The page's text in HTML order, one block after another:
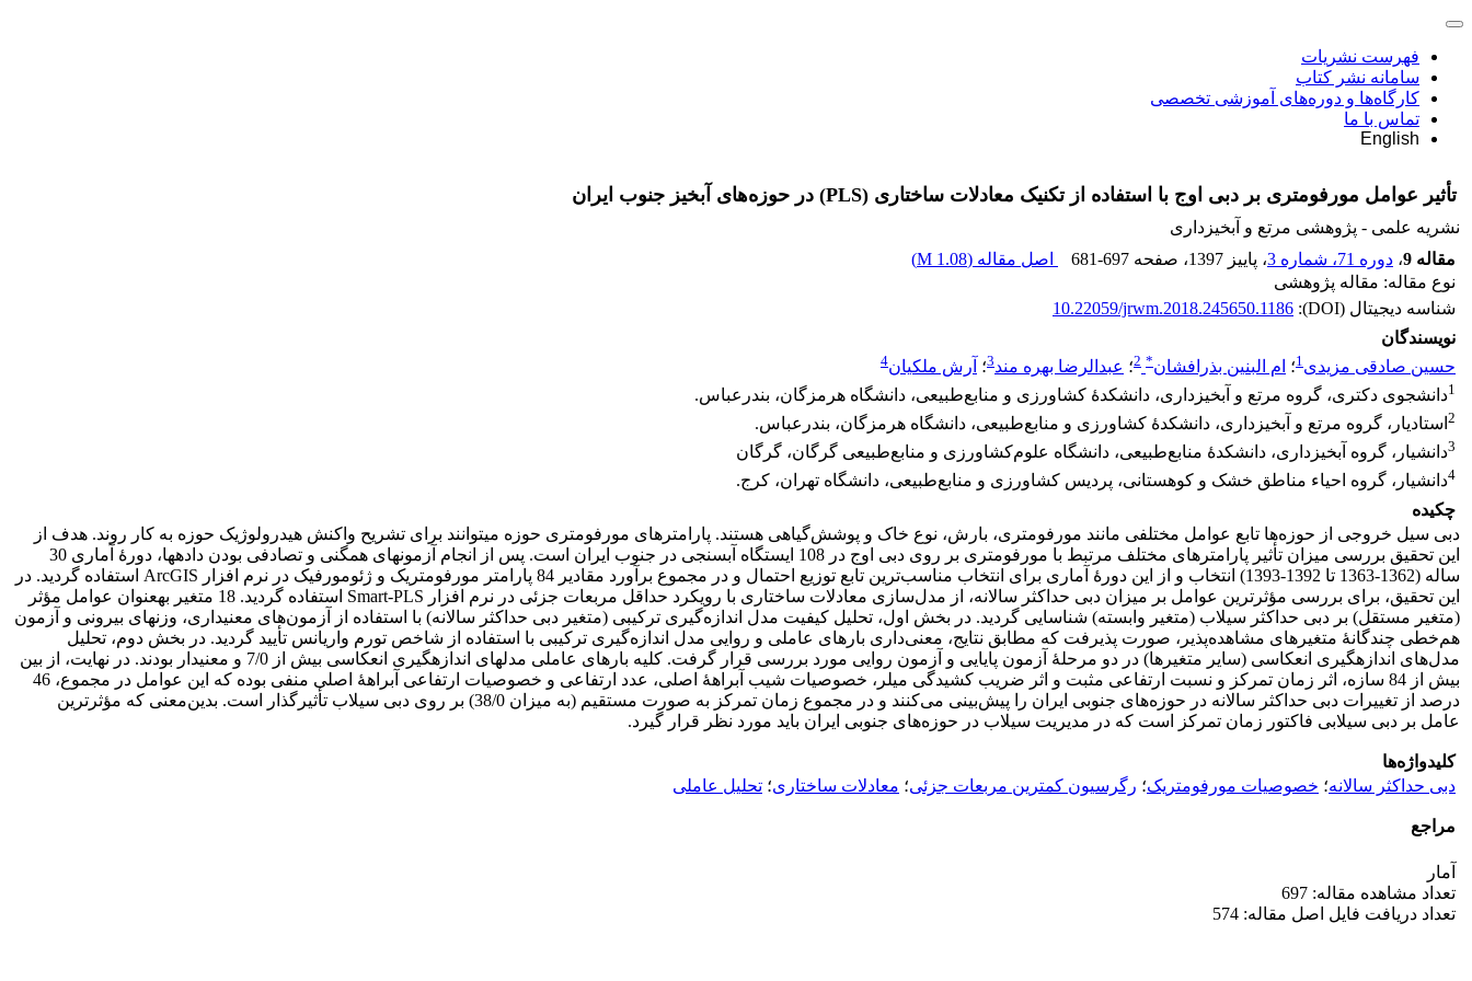
فهرست نشریات
سامانه نشر کتاب
کارگاه‌ها و دوره‌های آموزشی تخصصی
تماس با ما
English
تأثیر عوامل مورفومتری بر دبی اوج با استفاده از تکنیک معادلات ساختاری (PLS) در حوزه‌‌های آبخیز جنوب ایران
نشریه علمی - پژوهشی مرتع و آبخیزداری
مقاله 9
، دوره 71، شماره 3 ، پاییز 1397 ، صفحه 681-697 اصل مقاله (1.08 M
)
نوع مقاله: مقاله پژوهشی
شناسه دیجیتال (DOI):
10.22059/jrwm.2018.245650.1186
نویسندگان
حسین صادقی مزیدی1؛ ام البنین بذرافشان*
2؛ عبدالرضا بهره مند3؛ آرش ملکیان4
1دانشجوی دکتری، گروه مرتع و آبخیزداری، دانشکدۀ کشاورزی و منابع‌طبیعی، دانشگاه هرمزگان، بندرعباس.
2 استادیار، گروه مرتع و آبخیزداری، دانشکدۀ کشاورزی و منابع‌طبیعی، دانشگاه هرمزگان، بندرعباس.
3دانشیار، گروه آبخیزداری، دانشکدۀ منابع‌طبیعی، دانشگاه علوم‌کشاورزی و منابع‌طبیعی گرگان، گرگان
4دانشیار، گروه احیاء مناطق خشک و کوهستانی، پردیس کشاورزی و منابع‌طبیعی، دانشگاه تهران، کرج.
چکیده
دبی سیل خروجی از حوزه‌ها تابع عوامل مختلفی مانند مورفومتری، بارش، نوع خاک و پوشش‌گیاهی هستند. پارامترهای مورفومتری حوزه می­توانند برای تشریح واکنش هیدرولوژیک حوزه به کار روند. هدف از
این تحقیق بررسی میزان تأثیر پارامترهای مختلف مرتبط با مورفومتری بر روی دبی اوج در 108 ایستگاه آب­سنجی در جنوب ایران است. پس از انجام آزمون­های همگنی و تصادفی بودن داده­ها، دورۀ آماری 30
ساله (1362-1363 تا 1392-1393) انتخاب و از این دورۀ آماری برای انتخاب مناسب‌ترین تابع توزیع احتمال و در مجموع برآورد مقادیر 84 پارامتر مورفومتریک و ژئومورفیک در نرم افزار ArcGIS استفاده گردید. در
این تحقیق، برای بررسی مؤثرترین عوامل بر میزان دبی حداکثر سالانه، از مدل‌سازی معادلات ساختاری با رویکرد حداقل مربعات جزئی در نرم افزار Smart-PLS استفاده گردید. 18 متغیر به­عنوان عوامل مؤثر
(متغیر مستقل) بر دبی حداکثر سیلاب (متغیر وابسته) شناسایی گردید. در بخش اول، تحلیل کیفیت مدل اندازه‌گیری ترکیبی (متغیر دبی حداکثر سالانه) با استفاده از آزمون‌های معنی­داری، وزن­های بیرونی و آزمون
هم‌خطی چندگانۀ متغیرهای مشاهده‌پذیر، صورت پذیرفت که مطابق نتایج، معنی‌داری بارهای عاملی و روایی مدل اندازه‌گیری ترکیبی با استفاده از شاخص تورم واریانس تأیید گردید. در بخش دوم، تحلیل
مدل‌های اندازه­گیری انعکاسی (سایر متغیرها) در دو مرحلۀ آزمون پایایی و آزمون روایی مورد بررسی قرار گرفت. کلیه بارهای عاملی مدل­های اندازه­گیری انعکاسی بیش از 7/0 و معنی­دار بودند. در نهایت، از بین
بیش از 84 سازه، اثر زمان تمرکز و نسبت ارتفاعی مثبت و اثر ضریب کشیدگی میلر، خصوصیات شیب آبراهۀ اصلی، عدد ارتفاعی و خصوصیات ارتفاعی آبراهۀ اصلی منفی بوده که این عوامل در مجموع، 46
درصد از تغییرات دبی حداکثر سالانه در حوزه‌های جنوبی ایران را پیش‌بینی می‌کنند و در مجموع زمان تمرکز به صورت مستقیم (به میزان 38/0) بر روی دبی سیلاب تأثیرگذار است. بدین‌معنی که مؤثرترین
عامل بر دبی سیلابی فاکتور زمان تمرکز است که در مدیریت سیلاب در حوزه‌های جنوبی ایران باید مورد نظر قرار گیرد.
کلیدواژه‌ها
دبی حداکثر سالانه؛ خصوصیات مورفومتریک؛ رگرسیون کمترین مربعات جزئی؛ معادلات ساختاری؛ تحلیل عاملی
مراجع
آمار
تعداد مشاهده مقاله: 697
تعداد دریافت فایل اصل مقاله: 574